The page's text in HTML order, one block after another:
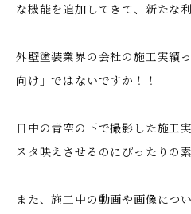
な機能を追加してきて、新たな
外壁塗装業界の会社の施工実績
向け」ではないですか！！
日中の青空の下で撮影した施工
スタ映えさせるのにぴったりの
また、施工中の動画や画像につ